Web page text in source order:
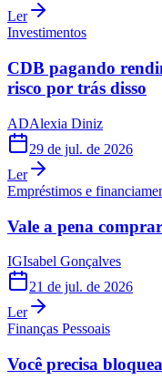
Ler
Investimentos
CDB pagando
risco por trás disso
ADAlexia Diniz
29 de jul. de 2026
Ler
Empréstimos e
Vale a pena
IGIsabel Gonçalves
21 de jul. de 2026
Ler
Finanças Pessoais
Você precisa